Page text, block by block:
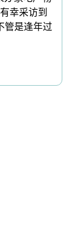
幸采访到
管是逢年过